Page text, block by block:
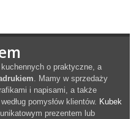
o praktyczne, a
. Mamy w sprzedaży
i napisami, a także
pomysłów klientów. Kubek
prezentem lub